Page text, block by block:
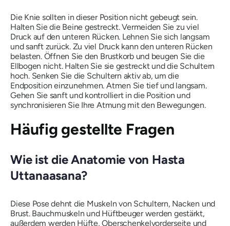
Die Knie sollten in dieser Position nicht gebeugt sein.
Halten Sie die Beine gestreckt. Vermeiden Sie zu viel
Druck auf den unteren Rücken. Lehnen Sie sich langsam
und sanft zurück. Zu viel Druck kann den unteren Rücken
belasten. Öffnen Sie den Brustkorb und beugen Sie die
Ellbogen nicht. Halten Sie sie gestreckt und die Schultern
hoch. Senken Sie die Schultern aktiv ab, um die
Endposition einzunehmen. Atmen Sie tief und langsam.
Gehen Sie sanft und kontrolliert in die Position und
synchronisieren Sie Ihre Atmung mit den Bewegungen.
Häufig gestellte Fragen
Wie ist die Anatomie von Hasta
Uttanaasana?
Diese Pose dehnt die Muskeln von Schultern, Nacken und
Brust. Bauchmuskeln und Hüftbeuger werden gestärkt,
außerdem werden Hüfte, Oberschenkelvorderseite und